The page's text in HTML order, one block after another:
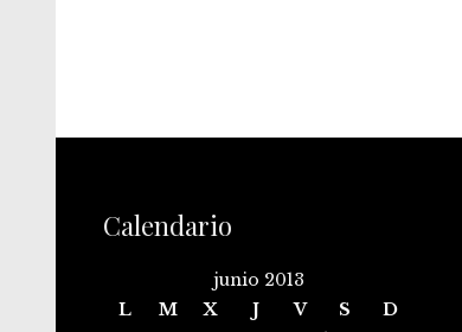
Calendario
junio 2013
L
M X J V S
D